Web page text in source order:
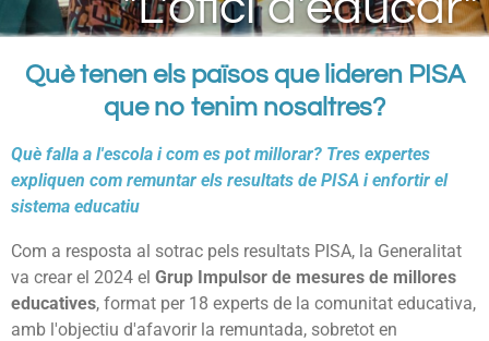
Què tenen els països que lideren PISA
que no tenim nosaltres?
Què falla a l'escola i com es pot millorar? Tres expertes
expliquen com remuntar els resultats de PISA i enfortir el
sistema educatiu
Com a resposta al sotrac pels resultats PISA, la Generalitat
va crear el 2024 el Grup Impulsor de mesures de millores
educatives, format per 18 experts de la comunitat educativa,
amb l'objectiu d'afavorir la remuntada, sobretot en